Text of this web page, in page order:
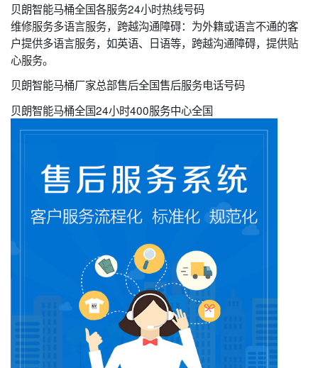
贝朗智能马桶全国各服务24小时热线号码
维修服务多语言服务，跨越沟通障碍：为外籍或语言不通的客
户提供多语言服务，如英语、日语等，跨越沟通障碍，提供贴
心服务。
贝朗智能马桶厂家总部售后全国售后服务电话号码
贝朗智能马桶全国24小时400服务中心全国